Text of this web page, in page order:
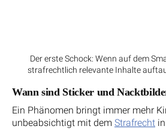
Der erste Schock: Wenn auf dem
strafrechtlich relevante Inhalte
Wann sind Sticker und
Ein Phänomen bringt immer mehr
unbeabsichtigt mit dem Strafrecht